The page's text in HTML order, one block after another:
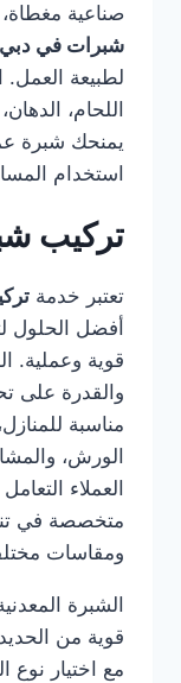
صناعية
شبرات في دبي
لطبيعة العمل.
اللحام،
يمنحك شبرة
استخدام
تركيب
تعتبر خدمة
أفضل الحلول
قوية وعملية.
والقدرة على
مناسبة
الورش،
العملاء
متخصصة في
ومقاسات
الشبرة
قوية من
مع اختيار نوع